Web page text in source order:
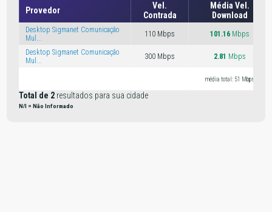
Provedor
Vel.
Contrada
Média Vel.
Download
Desktop Sigmanet Comunicação
Mul...
110 Mbps 101.16Mbps
Desktop Sigmanet Comunicação
Mul...
300 Mbps 2.81 Mbps
média total: 51 Mbps
Total de 2 resultados para sua cidade
N/I = Não Informado